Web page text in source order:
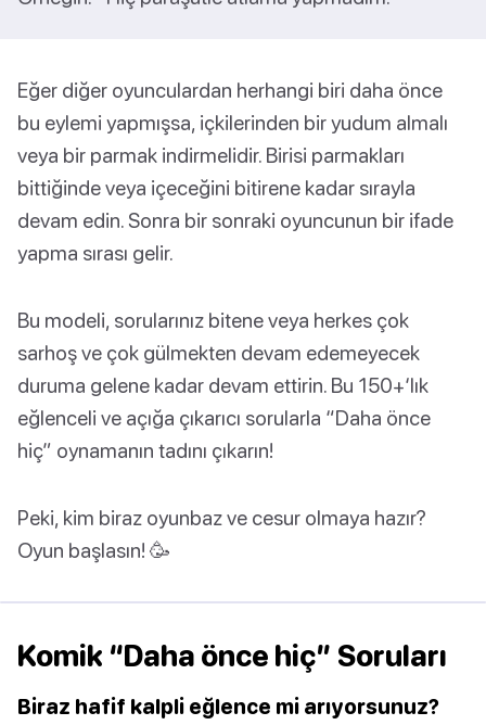
Eğer diğer oyunculardan herhangi biri daha önce
bu eylemi yapmışsa, içkilerinden bir yudum almalı
veya bir parmak indirmelidir. Birisi parmakları
bittiğinde veya içeceğini bitirene kadar sırayla
devam edin. Sonra bir sonraki oyuncunun bir ifade
yapma sırası gelir.
Bu modeli, sorularınız bitene veya herkes çok
sarhoş ve çok gülmekten devam edemeyecek
duruma gelene kadar devam ettirin. Bu 150+‘lık
eğlenceli ve açığa çıkarıcı sorularla “Daha önce
hiç” oynamanın tadını çıkarın!
Peki, kim biraz oyunbaz ve cesur olmaya hazır?
Oyun başlasın! 🥳
Komik “Daha önce hiç” Soruları
Biraz hafif kalpli eğlence mi arıyorsunuz?